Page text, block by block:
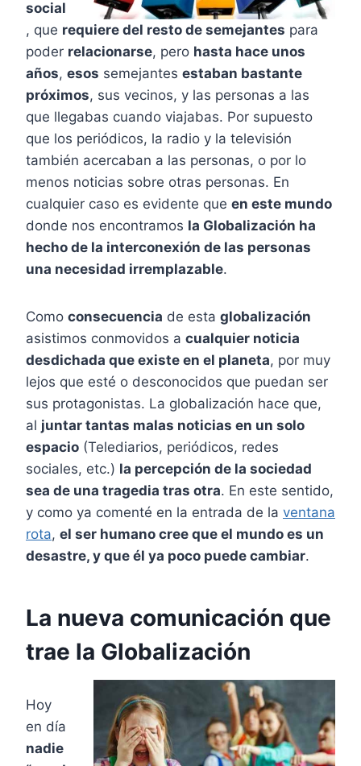
social
, que requiere del resto de semejantes para
poder relacionarse, pero hasta hace unos
años, esos semejantes estaban bastante
próximos, sus vecinos, y las personas a las
que llegabas cuando viajabas. Por supuesto
que los periódicos, la radio y la televisión
también acercaban a las personas, o por lo
menos noticias sobre otras personas. En
cualquier caso es evidente que en este mundo
donde nos encontramos la Globalización ha
hecho de la interconexión de las personas
una necesidad irremplazable.
Como consecuencia de esta globalización
asistimos conmovidos a cualquier noticia
desdichada que existe en el planeta, por muy
lejos que esté o desconocidos que puedan ser
sus protagonistas. La globalización hace que,
al juntar tantas malas noticias en un solo
espacio (Telediarios, periódicos, redes
sociales, etc.) la percepción de la sociedad
sea de una tragedia tras otra. En este sentido,
y como ya comenté en la entrada de la ventana
rota, el ser humano cree que el mundo es un
desastre, y que él ya poco puede cambiar.
La nueva comunicación que
trae la Globalización
Hoy
en día
nadie